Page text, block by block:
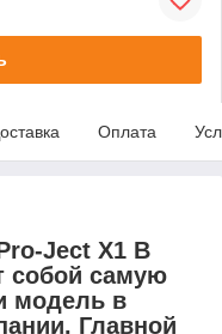
Оплата
Ject X1 B
собой самую
модель в
Главной